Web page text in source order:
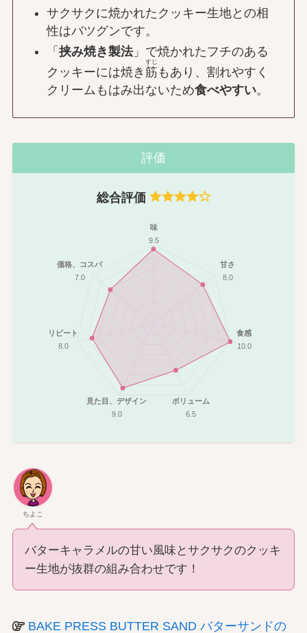
サクサクに焼かれたクッキー生地との相
性はバツグンです。
「挟み焼き製法」で焼かれたフチのある
クッキーには焼き筋
すじ
もあり、割れやすく
クリームもはみ出ないため食べやすい。
評価
総合評価
味
9.5
甘さ
8.0
食感
10.0
ボリューム
6.5
見た目、デザイン
9.0
リピート
8.0
価格、コスパ
7.0
ちよこ
バターキャラメルの甘い風味とサクサクのクッキ
ー生地が抜群の組み合わせです！
BAKE PRESS BUTTER SAND バターサンドの